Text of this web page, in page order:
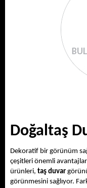
Doğaltaş
Dekoratif bir görünüm
çeşitleri önemli
ürünleri, taş duvar
görünmesini sağlıyor.